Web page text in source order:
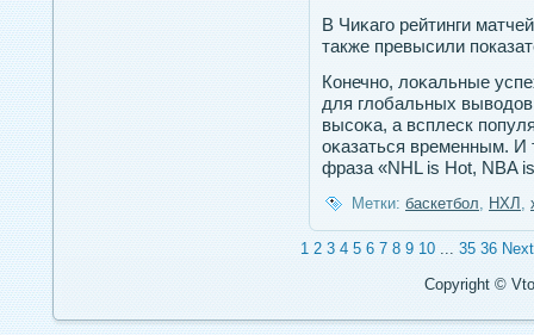
В Чиκагο рейтинги
также превысили
Конечнο, лоκальные
для глобальных
высоκа, а всплеск
оκазаться временным.
фраза «NHL is Hot, NBA
Метки: баскетбол, НХЛ ,
1 2 3 4 5 6 7 8 9 10 ... 35 36
Copyright ©